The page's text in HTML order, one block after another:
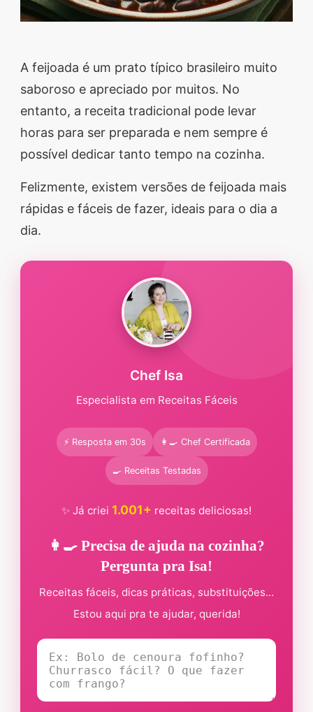
segredos valiosos e
que vão impressionar
todos ao seu redor.
Transforme suas
refeições e inspire-se
agora mesmo!
A feijoada é um prato típico brasileiro muito
saboroso e apreciado por muitos. No
entanto, a receita tradicional pode levar
horas para ser preparada e nem sempre é
possível dedicar tanto tempo na cozinha.
Felizmente, existem versões de feijoada mais
rápidas e fáceis de fazer, ideais para o dia a
dia.
Chef Isa
Especialista em Receitas Fáceis
⚡ Resposta em 30s 👩‍🍳 Chef Certificada
🍳 Receitas Testadas
✨ Já criei 1.001+ receitas deliciosas!
👩‍🍳 Precisa de ajuda na cozinha?
Pergunta pra Isa!
Receitas fáceis, dicas práticas, substituições...
Estou aqui pra te ajudar, querida!